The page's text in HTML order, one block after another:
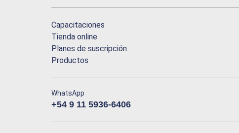
Capacitaciones
Tienda online
Planes de suscripción
Productos
WhatsApp
+54 9 11 5936-6406